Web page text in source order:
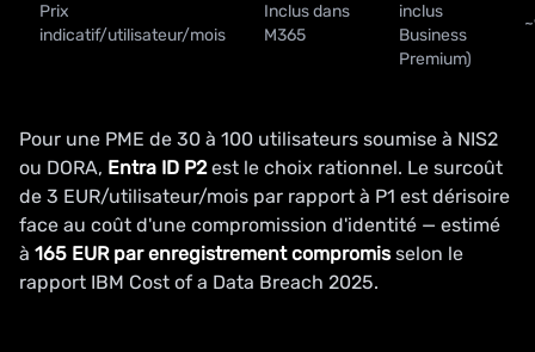
Prix
indicatif/utilisateur/mois
Inclus dans
M365
inclus
Business
Premium)
Pour une PME de 30 à 100 utilisateurs soumise à NIS2
ou DORA, Entra ID P2est le choix rationnel. Le surcoût
de 3 EUR/utilisateur/mois par rapport à P1 est dérisoire
face au coût d'une compromission d'identité — estimé
à 165 EUR par enregistrement compromisselon le
rapport IBM Cost of a Data Breach 2025.